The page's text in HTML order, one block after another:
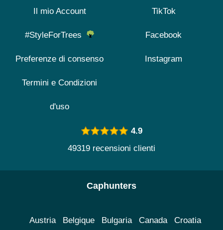
Il mio Account
#StyleForTrees
Preferenze di consenso
Termini e Condizioni
d'uso
TikTok
Facebook
Instagram
4.9
49319 recensioni clienti
Caphunters
Austria Belgique Bulgaria Canada Croatia